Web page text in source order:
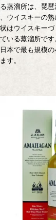
蒸溜所は、琵
ウイスキーの
はウイスキー
いる蒸溜所です
本で最も規模
す。